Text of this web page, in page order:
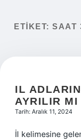
Yasal Uyarı
ETIKET: SAAT
IL
AYRILIR MI
Tarih: Aralık 11, 2024
İl kelimesine